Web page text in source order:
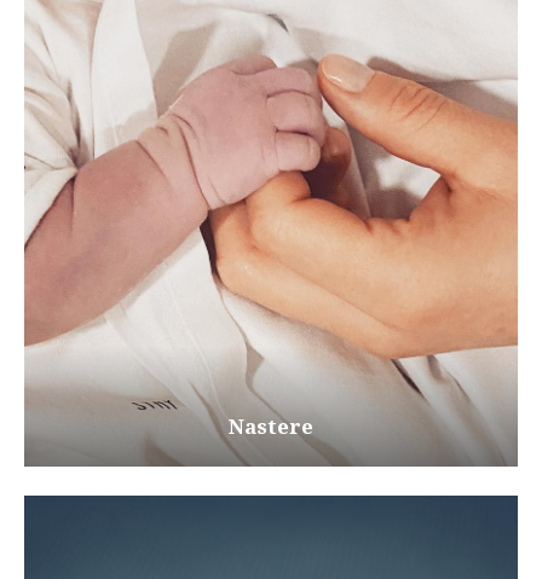
Nastere